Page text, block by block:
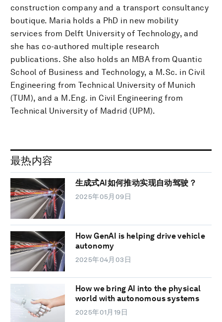
construction company and a transport consultancy
boutique. Maria holds a PhD in new mobility
services from Delft University of Technology, and
she has co-authored multiple research
publications. She also holds an MBA from Quantic
School of Business and Technology, a M.Sc. in Civil
Engineering from Technical University of Munich
(TUM), and a M.Eng. in Civil Engineering from
Technical University of Madrid (UPM).
最热内容
生成式AI如何推动实现自动驾驶？
2025年05月09日
How GenAI is helping drive vehicle
autonomy
2025年04月03日
How we bring AI into the physical
world with autonomous systems
2025年01月19日